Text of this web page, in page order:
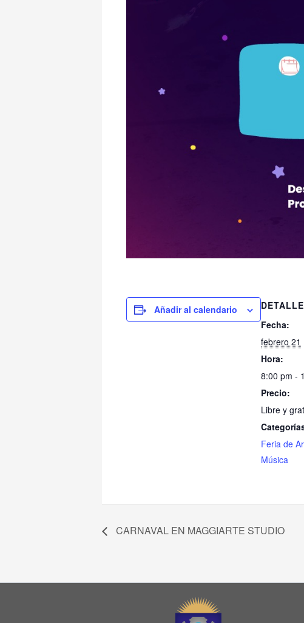
Añadir al calendario
Fecha:
febrero 21
Hora:
8:00 pm -
Precio:
Libre y
Feria de
Música
CARNAVAL EN MAGGIARTE STUDIO